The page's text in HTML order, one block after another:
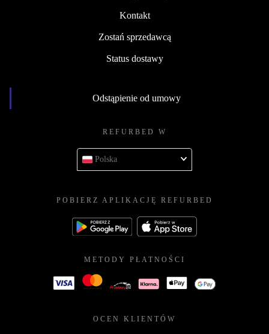
Kontakt
Zostań sprzedawcą
Status dostawy
Odstąpienie od umowy
REFURBED W
Polska
POBIERZ APLIKACJĘ REFURBED
METODY PŁATNOŚCI
OCEN KLIENTÓW